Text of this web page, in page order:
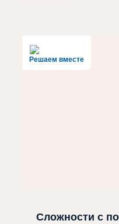
Решаем вместе
Сложности с